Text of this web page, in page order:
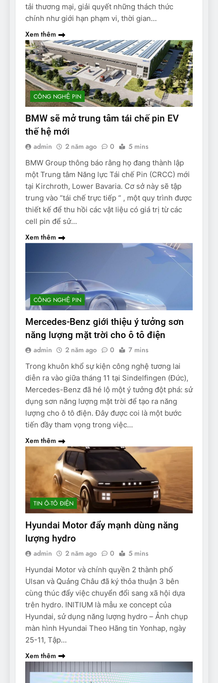
tải thương mại, giải quyết những thách thức
chính như giới hạn phạm vi, thời gian…
Xem thêm
CÔNG NGHỆ PIN
BMW sẽ mở trung tâm tái chế pin EV
thế hệ mới
admin 2 năm ago 0 5 mins
BMW Group thông báo rằng họ đang thành lập
một Trung tâm Năng lực Tái chế Pin (CRCC) mới
tại Kirchroth, Lower Bavaria. Cơ sở này sẽ tập
trung vào “tái chế trực tiếp “ , một quy trình được
thiết kế để thu hồi các vật liệu có giá trị từ các
cell pin để sử…
Xem thêm
CÔNG NGHỆ PIN
Mercedes-Benz giới thiệu ý tưởng sơn
năng lượng mặt trời cho ô tô điện
admin 2 năm ago 0 7 mins
Trong khuôn khổ sự kiện công nghệ tương lai
diễn ra vào giữa tháng 11 tại Sindelfingen (Đức),
Mercedes-Benz đã hé lộ một ý tưởng đột phá: sử
dụng sơn năng lượng mặt trời để tạo ra năng
lượng cho ô tô điện. Đây được coi là một bước
tiến đầy tham vọng trong việc…
Xem thêm
TIN Ô-TÔ ĐIỆN
Hyundai Motor đẩy mạnh dùng năng
lượng hydro
admin 2 năm ago 0 5 mins
Hyundai Motor và chính quyền 2 thành phố
Ulsan và Quảng Châu đã ký thỏa thuận 3 bên
cùng thúc đẩy việc chuyển đổi sang xã hội dựa
trên hydro. INITIUM là mẫu xe concept của
Hyundai, sử dụng năng lượng hydro – Ảnh chụp
màn hình Hyundai Theo Hãng tin Yonhap, ngày
25-11, Tập…
Xem thêm